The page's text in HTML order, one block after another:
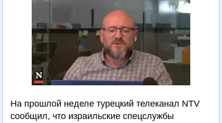
На прошлой неделе турецкий телеканал NTV
сообщил, что израильские спецслужбы